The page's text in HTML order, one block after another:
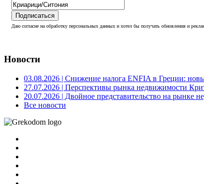
Подписаться
Даю согласие на обработку персональных данных и хотел бы получать обновления и
Новости
03.08.2026 | Снижение налога ENFIA в Греции:
27.07.2026 | Перспективы рынка недвижимости
20.07.2026 | Двойное представительство на рынке
Все новости